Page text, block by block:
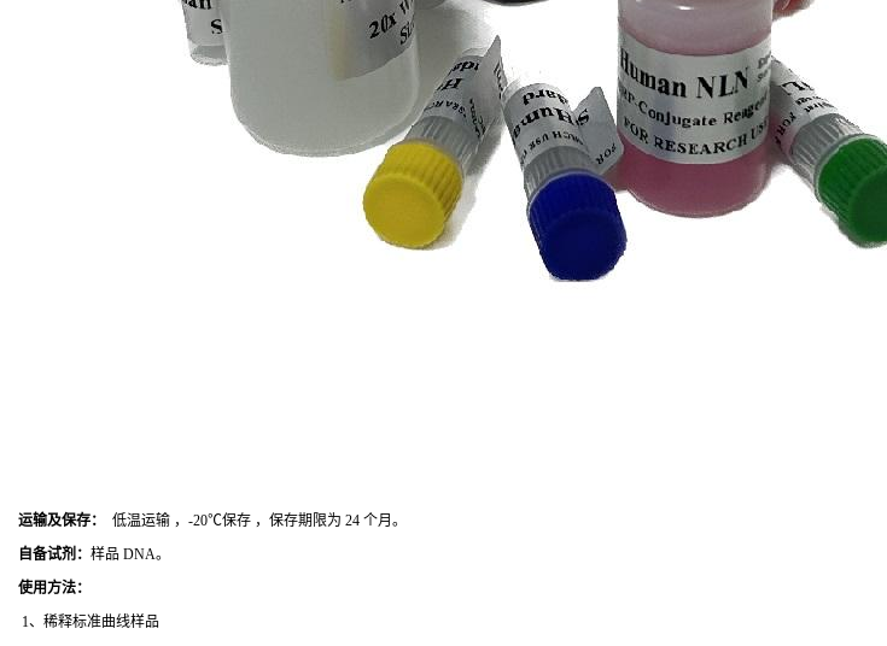
运输及保存：
低温运输 ，-20℃保存 ，保存期限为 24 个月。
自备试剂： 样品 DNA。
使用方法：
1、稀释标准曲线样品